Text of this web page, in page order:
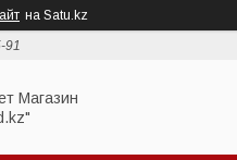
на Satu.kz
91
Магазин